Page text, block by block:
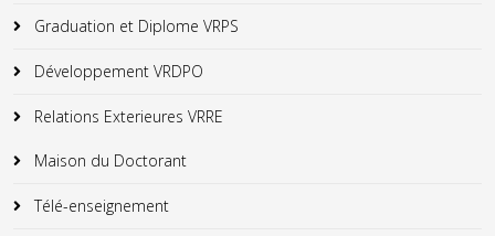
Graduation et Diplome VRPS
Développement VRDPO
Relations Exterieures VRRE
Maison du Doctorant
Télé-enseignement